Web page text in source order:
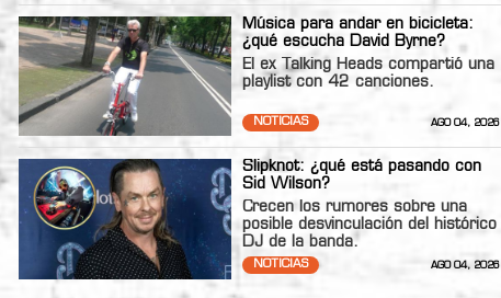
Música para andar en bicicleta:
¿qué escucha David Byrne?
El ex Talking Heads compartió una
playlist con 42 canciones.
NOTICIAS AGO 04, 2026
Slipknot: ¿qué está pasando con
Sid Wilson?
Crecen los rumores sobre una
posible desvinculación del histórico
DJ de la banda.
NOTICIAS AGO 04, 2026